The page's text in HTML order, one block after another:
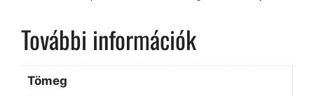
További információk
Tömeg